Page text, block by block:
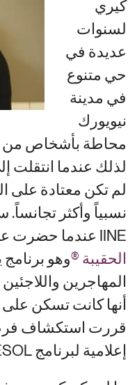
كيري
لسنوات
عديدة في
حي متنوع
في مدينة
نيويورك
محاطة بأشخاص من
لذلك عندما انتقلت
لم تكن معتادة على
نسبياً وأكثر
IINE عندما حضرت عرضًا حيًا لمسرحية
الحقيبة ®وهو
المهاجرين
أنها كانت تسكن
قررت استكشاف
إعلامية لبرنامج ESOL.